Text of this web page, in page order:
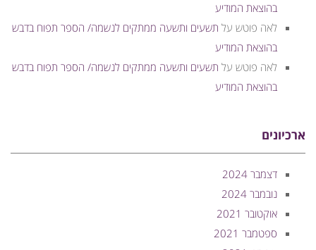
בהוצאת המודיע
לאה פוטש על תשעים ותשעה ממתקים לנשמה/ הספר תפוח בדבש
בהוצאת המודיע
לאה פוטש על תשעים ותשעה ממתקים לנשמה/ הספר תפוח בדבש
בהוצאת המודיע
ארכיונים
דצמבר 2024
נובמבר 2024
אוקטובר 2021
ספטמבר 2021